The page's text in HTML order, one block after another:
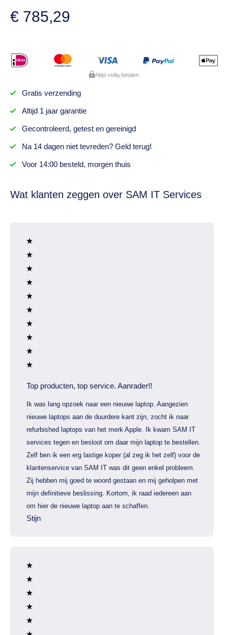
€ 785,29
Altijd veilig betalen
Gratis verzending
Altijd 1 jaargarantie
Gecontroleerd, getesten gereinigd
Na 14 dagenniet tevreden? Geld terug!
Voor 14:00 besteld, morgen thuis
Wat klanten zeggen over SAM IT Services
Top producten, top service. Aanrader!!
Ik was lang opzoek naar een nieuwe laptop. Aangezien
nieuwe laptops aan de duurdere kant zijn, zocht ik naar
refurbished laptops van het merk Apple. Ik kwam SAM IT
services tegen en besloot om daar mijn laptop te bestellen.
Zelf ben ik een erg lastige koper (al zeg ik het zelf) voor de
klantenservice van SAM IT was dit geen enkel probleem.
Zij hebben mij goed te woord gestaan en mij geholpen met
mijn definitieve beslissing. Kortom, ik raad iedereen aan
om hier de nieuwe laptop aan te schaffen.
Stijn